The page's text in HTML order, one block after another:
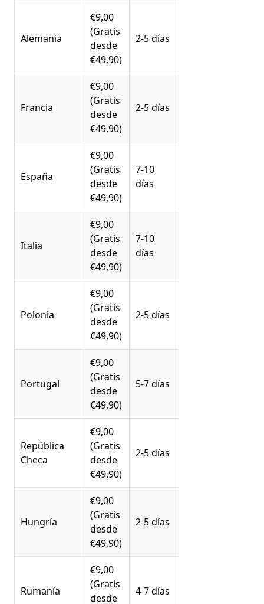
Alemania
€9,00
(Gratis
desde
€49,90)
2-5 días
Francia
€9,00
(Gratis
desde
€49,90)
2-5 días
España
€9,00
(Gratis
desde
€49,90)
7-10
días
Italia
€9,00
(Gratis
desde
€49,90)
7-10
días
Polonia
€9,00
(Gratis
desde
€49,90)
2-5 días
Portugal
€9,00
(Gratis
desde
€49,90)
5-7 días
República
Checa
€9,00
(Gratis
desde
€49,90)
2-5 días
Hungría
€9,00
(Gratis
desde
€49,90)
2-5 días
Rumanía
€9,00
(Gratis
desde
4-7 días